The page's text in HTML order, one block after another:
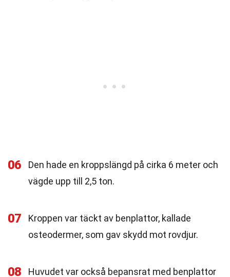
06
Den hade en kroppslängd på cirka 6 meter och
vägde upp till 2,5 ton.
07
Kroppen var täckt av benplattor, kallade
osteodermer, som gav skydd mot rovdjur.
08 Huvudet var också bepansrat med benplattor